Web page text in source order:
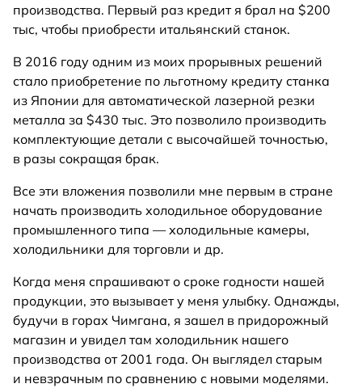
производства. Первый раз кредит я брал на $200
тыс, чтобы приобрести итальянский станок.
В 2016 году одним из моих прорывных решений
стало приобретение по льготному кредиту станка
из Японии для автоматической лазерной резки
металла за $430 тыс. Это позволило производить
комплектующие детали с высочайшей точностью,
в разы сокращая брак.
Все эти вложения позволили мне первым в стране
начать производить холодильное оборудование
промышленного типа — холодильные камеры,
холодильники для торговли и др.
Когда меня спрашивают о сроке годности нашей
продукции, это вызывает у меня улыбку. Однажды,
будучи в горах Чимгана, я зашел в придорожный
магазин и увидел там холодильник нашего
производства от 2001 года. Он выглядел старым
и невзрачным по сравнению с новыми моделями.